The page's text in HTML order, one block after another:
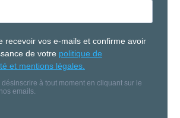
recevoir vos e-mails et confirme avoir
de votre politique de
et mentions légales.
à tout moment en cliquant sur le
emails.